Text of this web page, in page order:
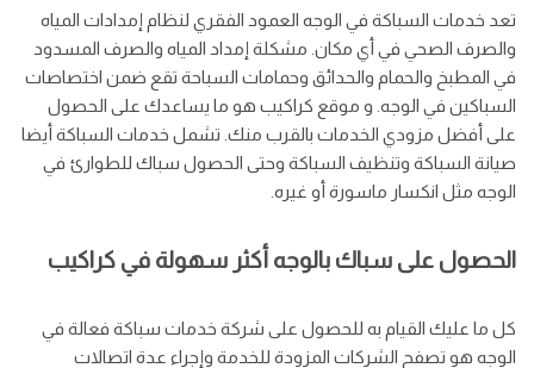
تعد خدمات السباكة في الوجه العمود الفقري لنظام إمدادات المياه
والصرف الصحي في أي مكان. مشكلة إمداد المياه والصرف المسدود
في المطبخ والحمام والحدائق وحمامات السباحة تقع ضمن اختصاصات
السباكين في الوجه. و موقع كراكيب هو ما يساعدك على الحصول
على أفضل مزودي الخدمات بالقرب منك. تشمل خدمات السباكة أيضا
صيانة السباكة وتنظيف السباكة وحتى الحصول سباك للطوارئ في
الوجه مثل انكسار ماسورة أو غيره.
الحصول على سباك بالوجه أكثر سهولة في كراكيب
كل ما عليك القيام به للحصول على شركة خدمات سباكة فعالة في
الوجه هو تصفح الشركات المزودة للخدمة وإجراء عدة اتصالات